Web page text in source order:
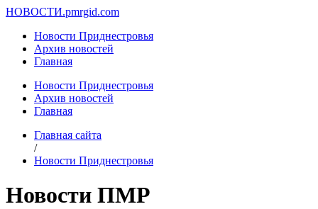
НОВОСТИ.pmrgid.com
Новости Приднестровья
Архив новостей
Главная
Новости Приднестровья
Архив новостей
Главная
Главная сайта
/
Новости Приднестровья
Новости ПМР